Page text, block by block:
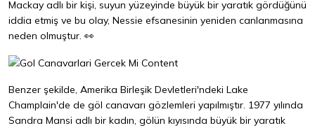
Mackay adlı bir kişi, suyun yüzeyinde büyük bir yaratık gördüğünü
iddia etmiş ve bu olay, Nessie efsanesinin yeniden canlanmasına
neden olmuştur. 👀
Benzer şekilde, Amerika Birleşik Devletleri'ndeki Lake
Champlain'de de göl canavarı gözlemleri yapılmıştır. 1977 yılında
Sandra Mansi adlı bir kadın, gölün kıyısında büyük bir yaratık